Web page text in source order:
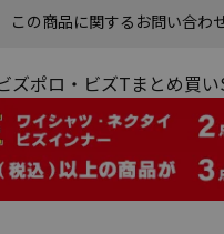
この商品に関するお問い合わ
ポロ・ビズTまとめ買い